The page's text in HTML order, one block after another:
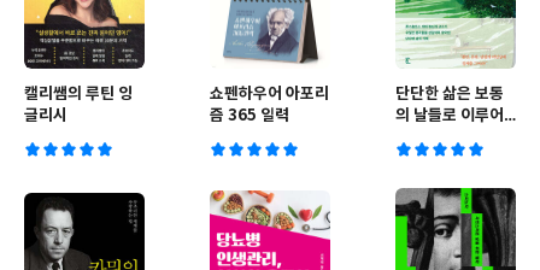
캘리쌤의 루틴 잉
글리시
쇼펜하우어 아포리
즘 365 일력
단단한 삶은 보통
의 날들로 이루어